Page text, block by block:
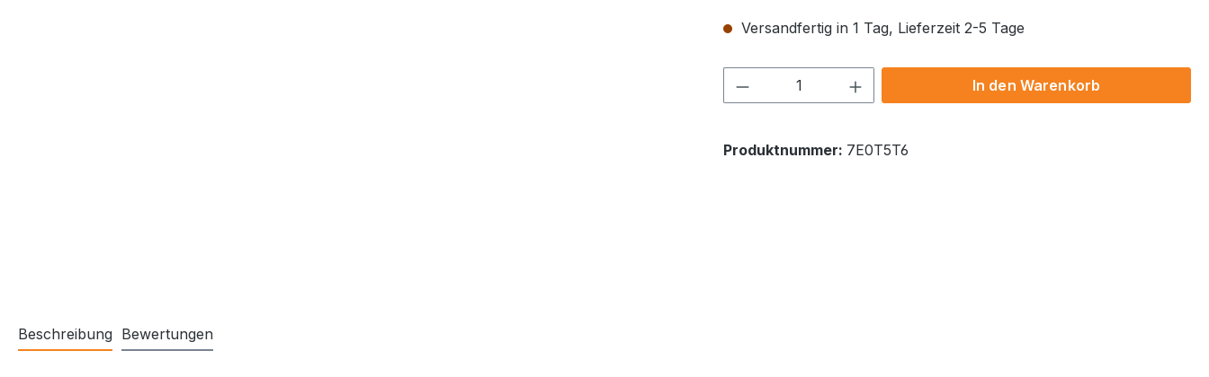
Versandfertig in 1 Tag, Lieferzeit 2-5 Tage
Produkt Anzahl: Gib den gewünschten Wert
In den Warenkorb
Produktnummer: 7E0T5T6
Beschreibung Bewertungen